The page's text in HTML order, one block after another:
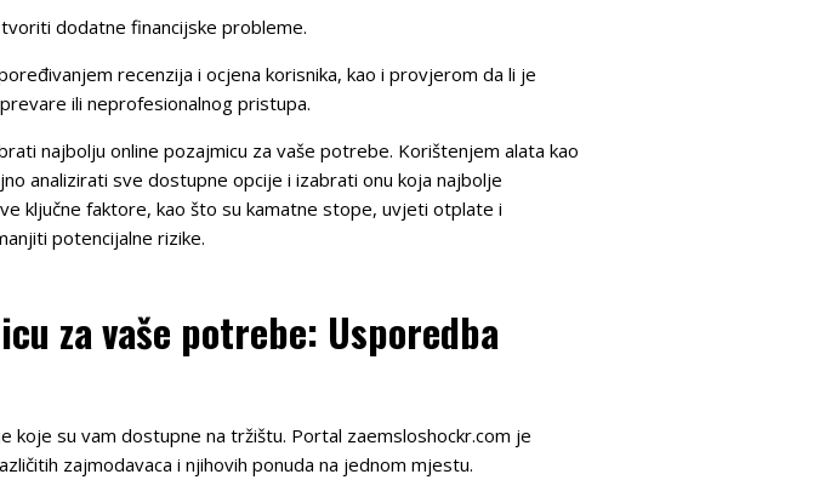
dodatne financijske probleme.
recenzija i ocjena korisnika, kao i provjerom da li je
ili neprofesionalnog pristupa.
najbolju online pozajmicu za vaše potrebe. Korištenjem alata kao
analizirati sve dostupne opcije i izabrati onu koja najbolje
ključne faktore, kao što su kamatne stope, uvjeti otplate i
potencijalne rizike.
za vaše potrebe: Usporedba
su vam dostupne na tržištu. Portal zaemsloshockr.com je
zajmodavaca i njihovih ponuda na jednom mjestu.